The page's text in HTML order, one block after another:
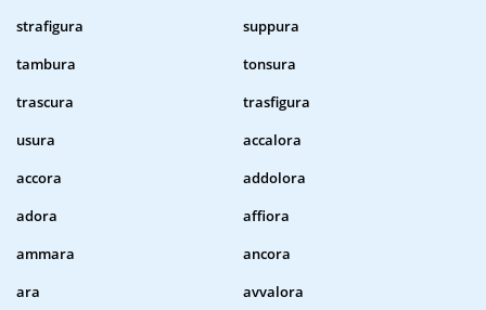
strafigura
suppura
tambura
tonsura
trascura
trasfigura
usura
accalora
accora
addolora
adora
affiora
ammara
ancora
ara
avvalora